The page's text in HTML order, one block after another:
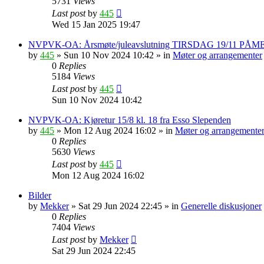
Last postby 445
Wed 15 Jan 2025 19:47
NVPVK-OA: Årsmøte/juleavslutning TIRSDAG 19/11
by 445 » Sun 10 Nov 2024 10:42 » in Møter og arrangementer
0 Replies
5184 Views
Last postby 445
Sun 10 Nov 2024 10:42
NVPVK-OA: Kjøretur 15/8 kl. 18 fra Esso Slependen
by 445 » Mon 12 Aug 2024 16:02 » in Møter og arrangementer
0 Replies
5630 Views
Last postby 445
Mon 12 Aug 2024 16:02
Bilder
by Mekker» Sat 29 Jun 2024 22:45 » in Generelle diskusjoner
0 Replies
7404 Views
Last postby Mekker
Sat 29 Jun 2024 22:45